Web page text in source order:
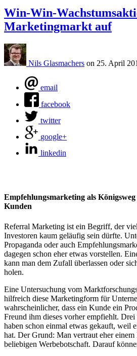
Win-Win-
Marketingmarkt auf
Nils Glasmachers on 25. April
email
facebook
twitter
google+
linkedin
Empfehlungsmarketing als
Kunden
Referral Marketing ist ein Begriff, der
Investoren kaum geläufig sein dürfte.
Propaganda oder auch
dagegen schon eher etwas vorstellen.
kann man dem Zufall überlassen oder
holen.
Eine Untersuchung vom
hilfreich diese Marketingform für
wahrscheinlicher, dass ein Kunde ein
Freund ihm dieses vorher empfiehlt.
haben schon einmal etwas gekauft, weil
hat. Der Grund: Man vertraut eher
beliebigen Werbebotschaft. Darauf